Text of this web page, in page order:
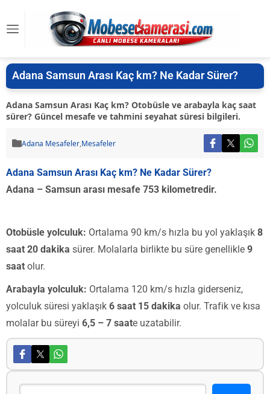
Adana Samsun Arası Kaç km? Ne Kadar Sürer?
Adana Samsun Arası Kaç km? Otobüsle ve arabayla kaç saat
sürer? Güncel mesafe ve tahmini seyahat süresi bilgileri.
Adana Mesafeler,Mesafeler
Adana Samsun Arası Kaç km? Ne Kadar Sürer?
Adana – Samsun arası mesafe 753 kilometredir.
Otobüsle yolculuk: Ortalama 90 km/s hızla bu yol yaklaşık 8
saat 20 dakika sürer. Molalarla birlikte bu süre genellikle 9
saat olur.
Arabayla yolculuk: Ortalama 120 km/s hızla giderseniz,
yolculuk süresi yaklaşık 6 saat 15 dakika olur. Trafik ve kısa
molalar bu süreyi 6,5 – 7 saate uzatabilir.